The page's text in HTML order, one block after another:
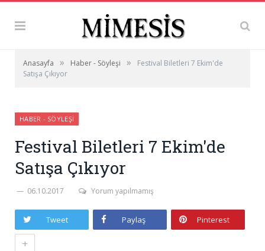
Anasayfa » Haber - Söyleşi »
Festival Biletleri 7 Ekim'de
Satışa Çıkıyor
HABER - SÖYLEŞI
Festival Biletleri 7 Ekim'de
Satışa Çıkıyor
06.10.2017 Yorum yapılmamış
Tweet Paylaş Pinterest
+